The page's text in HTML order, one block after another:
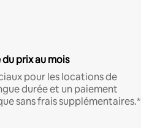
prix au mois
pour les locations de
durée et un paiement
sans frais supplémentaires.*